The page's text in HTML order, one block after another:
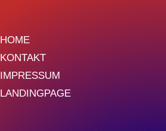
HOME
KONTAKT
IMPRESSUM
LANDINGPAGE